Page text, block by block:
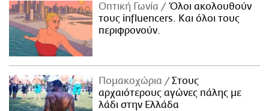
Οπτική Γωνία
Όλοι ακολουθούν
τους influencers. Και όλοι τους
περιφρονούν.
Πομακοχώρια
Στους
αρχαιότερους αγώνες πάλης με
λάδι στην Ελλάδα